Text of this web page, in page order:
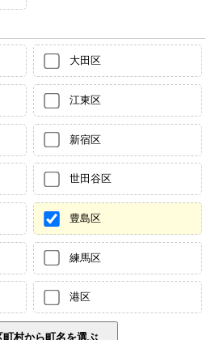
大田区
江東区
新宿区
世田谷区
豊島区
練馬区
港区